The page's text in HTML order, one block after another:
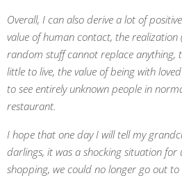
Overall, I can also derive a lot of
value of human contact, the
random stuff cannot replace anything,
little to live, the value of being with
to see entirely unknown people in
restaurant.
I hope that one day I will tell my
darlings, it was a shocking situation for
shopping, we could no longer go out